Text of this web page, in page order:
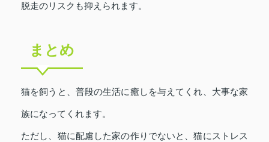
脱走のリスクも抑えられます。
まとめ
猫を飼うと、普段の生活に癒しを与えてくれ、大事な家
族になってくれます。
ただし、猫に配慮した家の作りでないと、猫にストレス